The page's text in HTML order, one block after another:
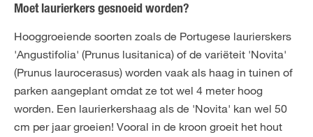
Moet laurierkers gesnoeid worden?
Hooggroeiende soorten zoals de Portugese laurierskers
'Angustifolia' (Prunus lusitanica) of de variëteit 'Novita'
(Prunus laurocerasus) worden vaak als haag in tuinen of
parken aangeplant omdat ze tot wel 4 meter hoog
worden. Een laurierkershaag als de 'Novita' kan wel 50
cm per jaar groeien! Vooral in de kroon groeit het hout